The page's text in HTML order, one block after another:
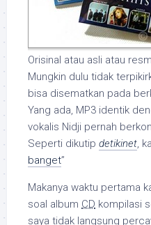
Orisinal atau asli atau
Mungkin dulu tidak
bisa disematkan pada
Yang ada, MP3 identik
vokalis Nidji pernah
Seperti dikutip detikinet,
banget”
Makanya waktu pertama
soal album CD kompilasi
saya tidak langsung